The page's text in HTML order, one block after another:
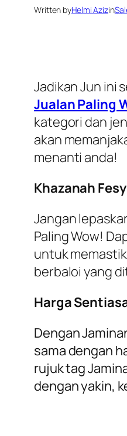
Written byHelmi Azizin
Jadikan Jun ini
Jualan Paling
kategori dan
akan
menanti anda!
Khazanah
Jangan
Paling Wow!
untuk
berbaloi yang
Harga
Dengan
sama dengan
rujuk tag
dengan yakin,